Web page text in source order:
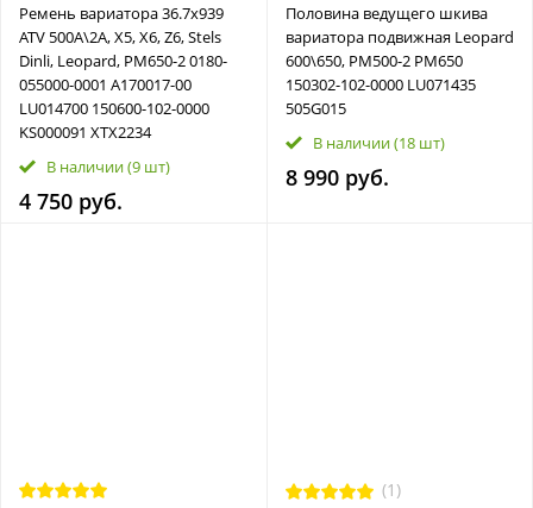
Ремень вариатора 36.7х939
ATV 500A\2A, X5, X6, Z6, Stels
Dinli, Leopard, РМ650-2 0180-
055000-0001 A170017-00
LU014700 150600-102-0000
KS000091 XTX2234
В наличии(9 шт)
4 750 руб.
Половина ведущего шкива
вариатора подвижная Leopard
600\650, РМ500-2 РМ650
150302-102-0000 LU071435
505G015
В наличии(18 шт)
8 990 руб.
(1)